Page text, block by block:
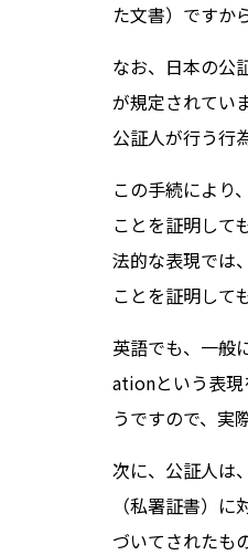
た文書）ですか
なお、日本の公
が規定されてい
公証人が行う行
この手続により
ことを証明して
法的な表現では
ことを証明して
英語でも、一般
ationという表現
うですので、実
次に、公証人は
（私署証書）
づいてされたも